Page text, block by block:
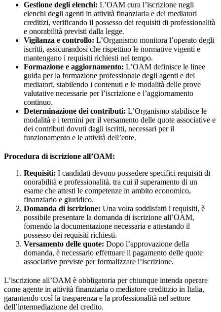
Gestione degli elenchi: L’OAM cura l’iscrizione negli
elenchi degli agenti in attività finanziaria e dei mediatori
creditizi, verificando il possesso dei requisiti di professionalità
e onorabilità previsti dalla legge.
Vigilanza e controllo: L’Organismo monitora l’operato degli
iscritti, assicurandosi che rispettino le normative vigenti e
mantengano i requisiti richiesti nel tempo.
Formazione e aggiornamento: L’OAM definisce le linee
guida per la formazione professionale degli agenti e dei
mediatori, stabilendo i contenuti e le modalità delle prove
valutative necessarie per l’iscrizione e l’aggiornamento
continuo.
Determinazione dei contributi: L’Organismo stabilisce le
modalità e i termini per il versamento delle quote associative e
dei contributi dovuti dagli iscritti, necessari per il
funzionamento e le attività dell’ente.
Procedura di iscrizione all’OAM:
Requisiti: I candidati devono possedere specifici requisiti di
onorabilità e professionalità, tra cui il superamento di un
esame che attesti le competenze in ambito economico,
finanziario e giuridico.
Domanda di iscrizione: Una volta soddisfatti i requisiti, è
possibile presentare la domanda di iscrizione all’OAM,
fornendo la documentazione necessaria e attestando il
possesso dei requisiti richiesti.
Versamento delle quote: Dopo l’approvazione della
domanda, è necessario effettuare il pagamento delle quote
associative previste per formalizzare l’iscrizione.
L’iscrizione all’OAM è obbligatoria per chiunque intenda operare
come agente in attività finanziaria o mediatore creditizio in Italia,
garantendo così la trasparenza e la professionalità nel settore
dell’intermediazione del credito.